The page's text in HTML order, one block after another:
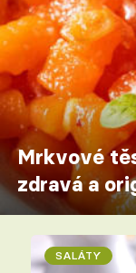
Mrkvové
zdravá a
SALÁTY